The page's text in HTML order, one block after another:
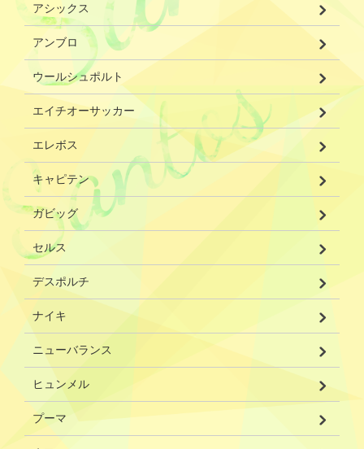
アシックス
アンブロ
ウールシュポルト
エイチオーサッカー
エレボス
キャピテン
ガビッグ
セルス
デスポルチ
ナイキ
ニューバランス
ヒュンメル
プーマ